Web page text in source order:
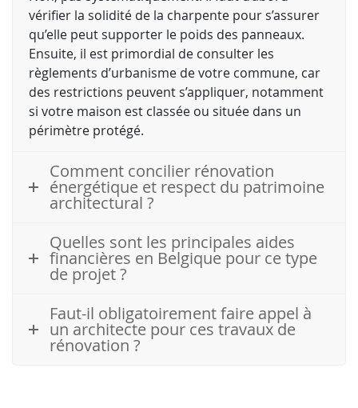
vérifier la solidité de la charpente pour s’assurer
qu’elle peut supporter le poids des panneaux.
Ensuite, il est primordial de consulter les
règlements d’urbanisme de votre commune, car
des restrictions peuvent s’appliquer, notamment
si votre maison est classée ou située dans un
périmètre protégé.
Comment concilier rénovation
énergétique et respect du patrimoine
architectural ?
Quelles sont les principales aides
financières en Belgique pour ce type
de projet ?
Faut-il obligatoirement faire appel à
un architecte pour ces travaux de
rénovation ?